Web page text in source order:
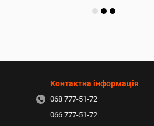
Контактна інформація
068 777-51-72
066 777-51-72